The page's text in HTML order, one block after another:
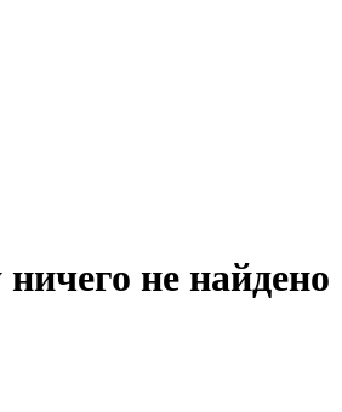
не найдено